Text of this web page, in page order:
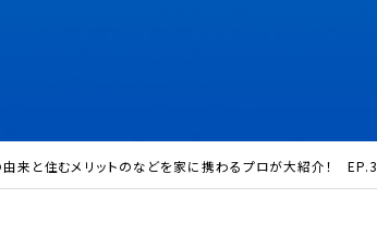
来と住むメリットのなどを家に携わるプロが大紹介！ EP.3